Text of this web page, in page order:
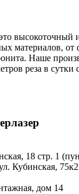
высокоточный
материалов,
Наше
реза в сутки
18 стр. 1
Кубинская,
дом 14